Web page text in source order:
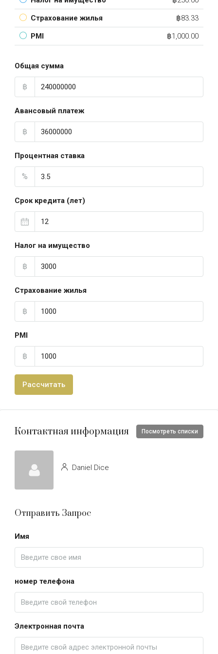
Страхование жилья ฿83.33
PMI ฿1,000.00
Общая сумма
฿
Авансовый платеж
฿
Процентная ставка
%
Срок кредита (лет)
Налог на имущество
฿
Страхование жилья
฿
PMI
฿
Рассчитать
Контактная информация Посмотреть списки
Daniel Dice
Отправить Запрос
Имя
номер телефона
Электронная почта